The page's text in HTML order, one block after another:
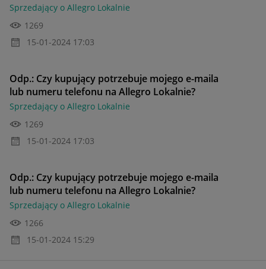
Sprzedający o Allegro Lokalnie
1269
‎15-01-2024 17:03
Odp.: Czy kupujący potrzebuje mojego e-maila
lub numeru telefonu na Allegro Lokalnie?
Sprzedający o Allegro Lokalnie
1269
‎15-01-2024 17:03
Odp.: Czy kupujący potrzebuje mojego e-maila
lub numeru telefonu na Allegro Lokalnie?
Sprzedający o Allegro Lokalnie
1266
‎15-01-2024 15:29